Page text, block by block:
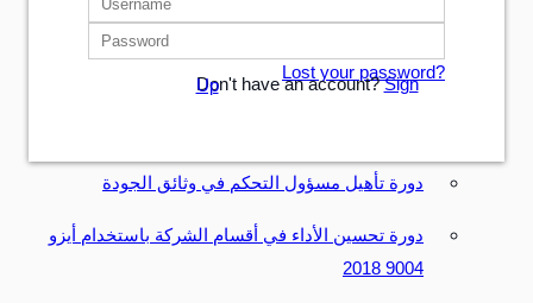
Lost your password?
Don't have an account?
Sign Up
دورة المبادئ الأساسية لنظام سلامة الأغذية BRC
دورة المعيار الدولى لإدارة الأصول ايزو 55001
دورة تأهيل مسؤول التحكم في وثائق الجودة
دورة تحسين الأداء في أقسام الشركة باستخدام أيزو
9004 2018